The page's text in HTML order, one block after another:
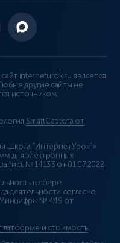
interneturok.ru является
другие сайты не
источником
SmartCaptcha от
Школа “ИнтернетУрок”»
для электронных
запись № 14133 от 01.07.2022
в сфере
деятельности согласно
№ 449 от
и стоимость.